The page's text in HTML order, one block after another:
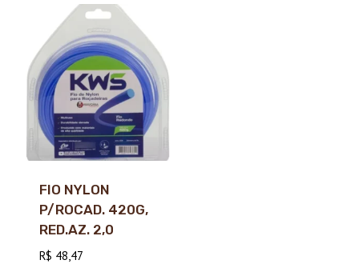
FIO NYLON
P/ROCAD. 420G,
RED.AZ. 2,0
R$ 48,47